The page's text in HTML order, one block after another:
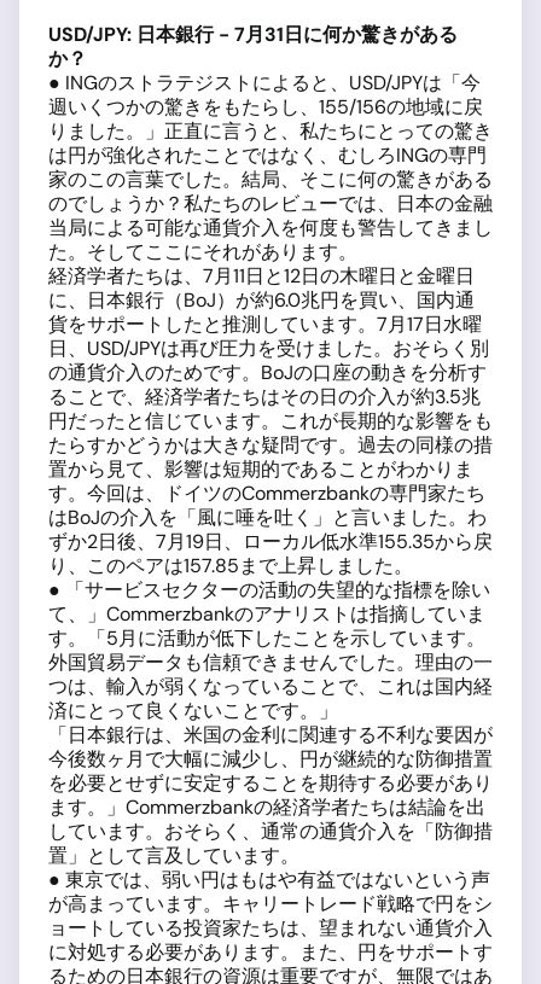
USD/JPY: 日本銀行 - 7月31日に何か驚きがある
か？
● INGのストラテジストによると、USD/JPYは「今
週いくつかの驚きをもたらし、155/156の地域に戻
りました。」正直に言うと、私たちにとっての驚き
は円が強化されたことではなく、むしろINGの専門
家のこの言葉でした。結局、そこに何の驚きがある
のでしょうか？私たちのレビューでは、日本の金融
当局による可能な通貨介入を何度も警告してきまし
た。そしてここにそれがあります。
経済学者たちは、7月11日と12日の木曜日と金曜日
に、日本銀行（BoJ）が約6.0兆円を買い、国内通
貨をサポートしたと推測しています。7月17日水曜
日、USD/JPYは再び圧力を受けました。おそらく別
の通貨介入のためです。BoJの口座の動きを分析す
ることで、経済学者たちはその日の介入が約3.5兆
円だったと信じています。これが長期的な影響をも
たらすかどうかは大きな疑問です。過去の同様の措
置から見て、影響は短期的であることがわかりま
す。今回は、ドイツのCommerzbankの専門家たち
はBoJの介入を「風に唾を吐く」と言いました。わ
ずか2日後、7月19日、ローカル低水準155.35から戻
り、このペアは157.85まで上昇しました。
● 「サービスセクターの活動の失望的な指標を除い
て、」Commerzbankのアナリストは指摘していま
す。「5月に活動が低下したことを示しています。
外国貿易データも信頼できませんでした。理由の一
つは、輸入が弱くなっていることで、これは国内経
済にとって良くないことです。」
「日本銀行は、米国の金利に関連する不利な要因が
今後数ヶ月で大幅に減少し、円が継続的な防御措置
を必要とせずに安定することを期待する必要があり
ます。」Commerzbankの経済学者たちは結論を出
しています。おそらく、通常の通貨介入を「防御措
置」として言及しています。
● 東京では、弱い円はもはや有益ではないという声
が高まっています。キャリートレード戦略で円をシ
ョートしている投資家たちは、望まれない通貨介入
に対処する必要があります。また、円をサポートす
るための日本銀行の資源は重要ですが、無限ではあ